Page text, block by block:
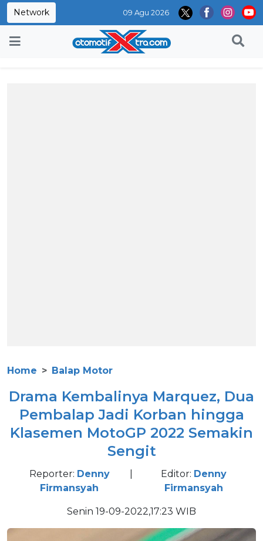
Network 09 Agu 2026
Home Balap Motor
Drama Kembalinya Marquez, Dua
Pembalap Jadi Korban hingga
Klasemen MotoGP 2022 Semakin
Sengit
Reporter: Denny
Firmansyah
Editor: Denny
Firmansyah
Senin 19-09-2022,17:23 WIB